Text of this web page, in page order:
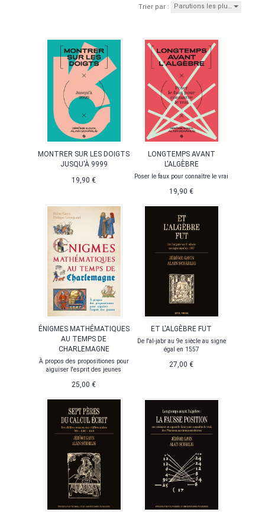
Trier par : Parutions les plu…
MONTRER SUR LES DOIGTS
JUSQU'À 9999
19,90 €
LONGTEMPS AVANT
L'ALGÈBRE
Poser le faux pour connaître le vrai
19,90 €
ÉNIGMES MATHÉMATIQUES
AU TEMPS DE
CHARLEMAGNE
À propos des propositiones pour
aiguiser l'esprit des jeunes
25,00 €
ET L'ALGÈBRE FUT
De l'al-jabr au 9e siècle au signe
égal en 1557
27,00 €